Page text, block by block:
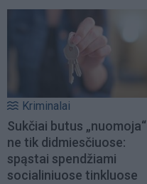
Kriminalai
Sukčiai butus „nuomoja“
ne tik didmiesčiuose:
spąstai spendžiami
socialiniuose tinkluose